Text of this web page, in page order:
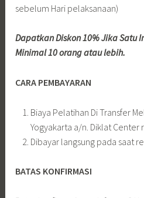
sebelum Hari pelaksanaan)
Dapatkan Diskon 10% Jika Satu
Minimal 10 orang atau lebih.
CARA PEMBAYARAN
Biaya Pelatihan Di Transfer
Yogyakarta a/n. Diklat Center
Dibayar langsung pada saat
BATAS KONFIRMASI